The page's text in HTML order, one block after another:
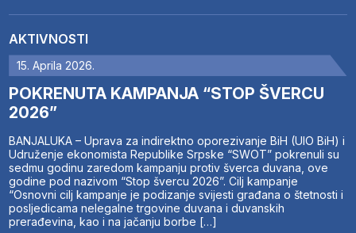
AKTIVNOSTI
15. Aprila 2026.
POKRENUTA KAMPANJA “STOP ŠVERCU
2026”
BANJALUKA – Uprava za indirektno oporezivanje BiH (UIO BiH) i
Udruženje ekonomista Republike Srpske “SWOT” pokrenuli su
sedmu godinu zaredom kampanju protiv šverca duvana, ove
godine pod nazivom “Stop švercu 2026”. Cilj kampanje
“Osnovni cilj kampanje je podizanje svijesti građana o štetnosti i
posljedicama nelegalne trgovine duvana i duvanskih
prerađevina, kao i na jačanju borbe […]